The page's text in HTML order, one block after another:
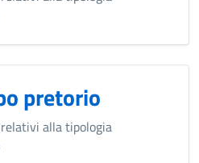
pretorio
alla tipologia